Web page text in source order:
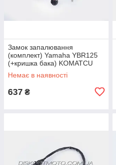
Замок запалювання
(комплект) Yamaha YBR125
(+кришка бака) KOMATCU
Немає в наявності
637 ₴